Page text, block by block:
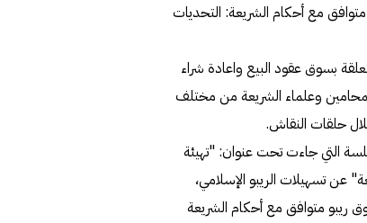
مع أحكام الشريعة: التحديات
بسوق عقود البيع واعادة شراء
وعلماء الشريعة من مختلف
حلقات النقاش.
التي جاءت تحت عنوان: "تهيئة
عن تسهيلات الريبو الإسلامي،
ريبو متوافق مع أحكام الشريعة